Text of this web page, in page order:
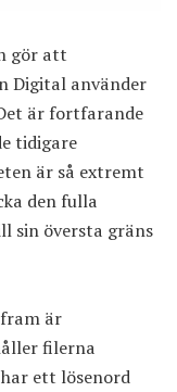
gör att
Digital använder
är fortfarande
tidigare
är så extremt
den fulla
sin översta gräns
är
filerna
ett lösenord